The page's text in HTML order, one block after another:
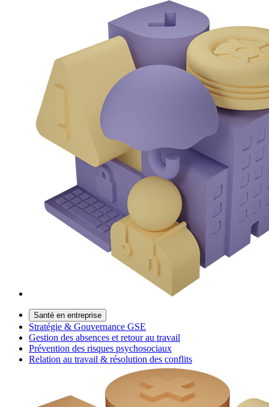
Santé en entreprise
Stratégie & Gouvernance GSE
Gestion des absences et retour au travail
Prévention des risques psychosociaux
Relation au travail & résolution des conflits